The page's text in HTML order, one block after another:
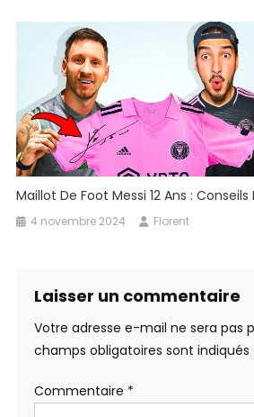
Maillot De Foot Messi 12 Ans : Conseils
4 novembre 2024 Florent
Laisser un commentaire
Votre adresse e-mail ne sera pas
champs obligatoires sont indiqués
Commentaire *